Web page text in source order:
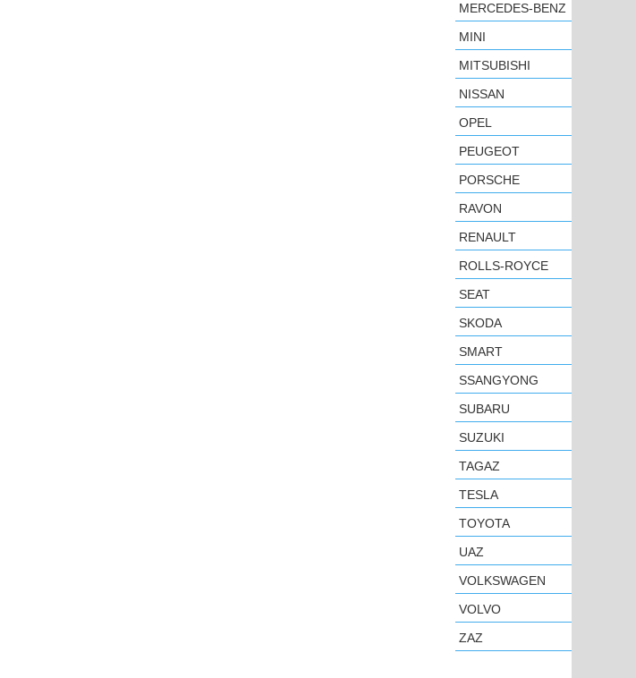
MERCEDES-BENZ
MINI
MITSUBISHI
NISSAN
OPEL
PEUGEOT
PORSCHE
RAVON
RENAULT
ROLLS-ROYCE
SEAT
SKODA
SMART
SSANGYONG
SUBARU
SUZUKI
TAGAZ
TESLA
TOYOTA
UAZ
VOLKSWAGEN
VOLVO
ZAZ